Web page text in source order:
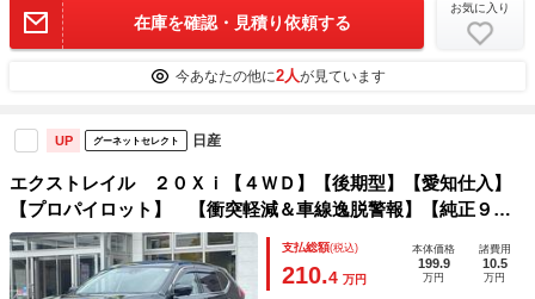
在庫を確認・見積り依頼する
お気に入り
今あなたの他に2人が見ています
UP グーネットセレクト 日産
エクストレイル ２０Ｘｉ【４ＷＤ】【後期型】【愛知仕入】
【プロパイロット】 【衝突軽減＆車線逸脱警報】【純正９型
ナビ／地デジ／ＢＴ接続／全方位カメラ】【ヒーター付レザー
シート】【追従クルコン】【デジタルインナーミラー】【コー
ナーセンサー】【ＬＥＤオートライト】電動リアゲート
支払総額(税込)
210.4 万円
本体価格
199.9
万円
諸費用
10.5
万円